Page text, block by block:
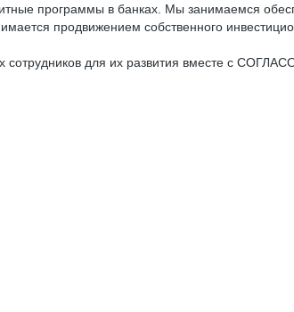
программы в банках. Мы занимаемся
продвижением собственного
сотрудников для их развития вместе с